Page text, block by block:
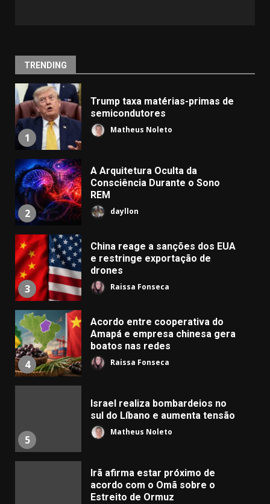
TRENDING
1
Trump taxa matérias-primas de
semicondutores
Matheus Noleto
2
A Arquitetura Oculta da
Consciência Durante o Sono
REM
dayllon
3
China reage a sanções dos EUA
e restringe exportação de
drones
Raissa Fonseca
4
Acordo entre cooperativa do
Amapá e empresa chinesa gera
boatos nas redes
Raissa Fonseca
5
Israel realiza bombardeios no
sul do Líbano e aumenta tensão
Matheus Noleto
Irã afirma estar próximo de
acordo com o Omã sobre o
Estreito de Ormuz